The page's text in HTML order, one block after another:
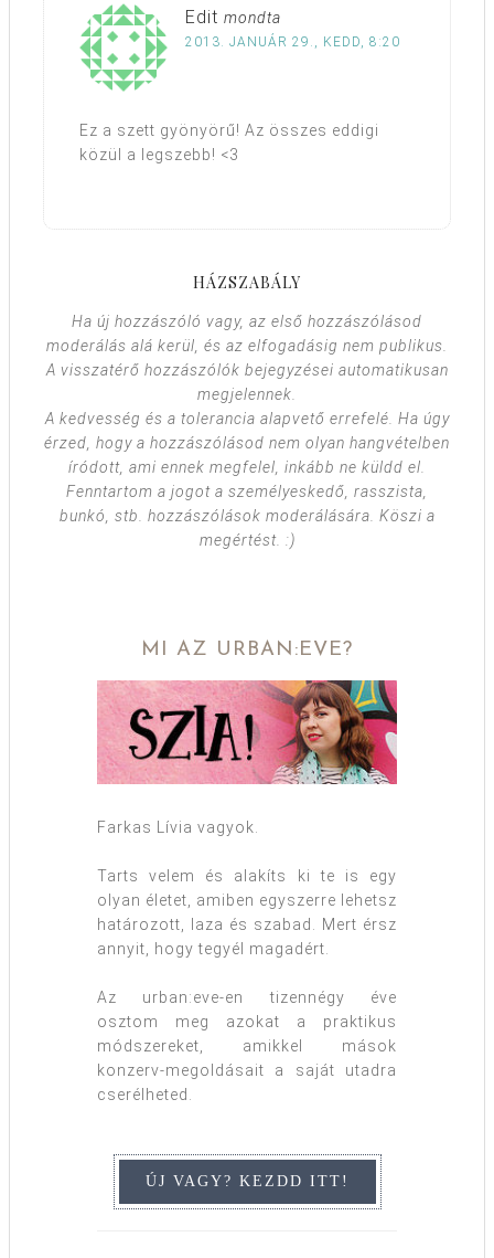
Edit mondta
2013. JANUÁR 29., KEDD, 8:20
Ez a szett gyönyörű! Az összes eddigi
közül a legszebb! <3
HÁZSZABÁLY
Ha új hozzászóló vagy, az első hozzászólásod
moderálás alá kerül, és az elfogadásig nem publikus.
A visszatérő hozzászólók bejegyzései automatikusan
megjelennek.
A kedvesség és a tolerancia alapvető errefelé. Ha úgy
érzed, hogy a hozzászólásod nem olyan hangvételben
íródott, ami ennek megfelel, inkább ne küldd el.
Fenntartom a jogot a személyeskedő, rasszista,
bunkó, stb. hozzászólások moderálására. Köszi a
megértést. :)
MI AZ URBAN:EVE?
Farkas Lívia vagyok.
Tarts velem és alakíts ki te is egy
olyan életet, amiben egyszerre lehetsz
határozott, laza és szabad. Mert érsz
annyit, hogy tegyél magadért.
Az urban:eve-en tizennégy éve
osztom meg azokat a praktikus
módszereket, amikkel mások
konzerv-megoldásait a saját utadra
cserélheted.